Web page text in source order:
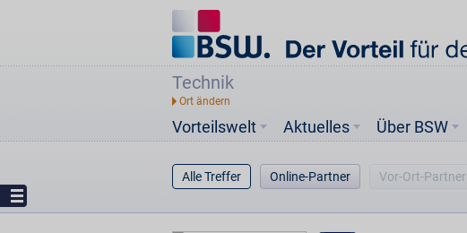
Technik
Vorteilswelt Aktuelles Über BSW
Alle Treffer Online-Partner Vor-Ort-Partner